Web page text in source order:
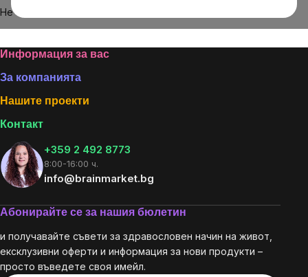
Не са намерени стоки на марката
Footer
Информация за вас
За компанията
Нашите проекти
Контакт
+359 2 492 8773
8:00-16:00 ч.
info@brainmarket.bg
Абонирайте се за нашия бюлетин
и получавайте съвети за здравословен начин на живот,
ексклузивни оферти и информация за нови продукти –
просто въведете своя имейл.